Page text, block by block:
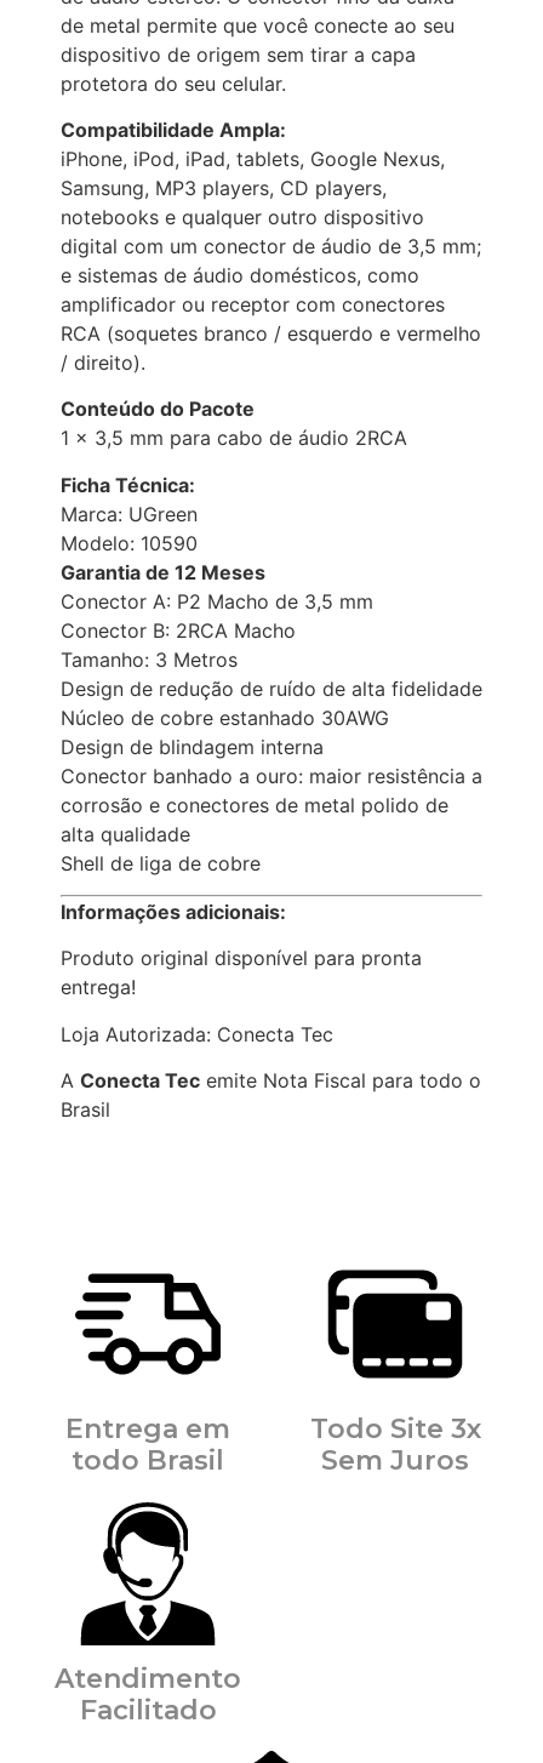
de metal permite que você conecte ao seu
dispositivo de origem sem tirar a capa
protetora do seu celular.
Compatibilidade Ampla:
iPhone, iPod, iPad, tablets, Google Nexus,
Samsung, MP3 players, CD players,
notebooks e qualquer outro dispositivo
digital com um conector de áudio de 3,5 mm;
e sistemas de áudio domésticos, como
amplificador ou receptor com conectores
RCA (soquetes branco / esquerdo e vermelho
/ direito).
Conteúdo do Pacote
1 x 3,5 mm para cabo de áudio 2RCA
Ficha Técnica:
Marca: UGreen
Modelo: 10590
Garantia de 12 Meses
Conector A: P2 Macho de 3,5 mm
Conector B: 2RCA Macho
Tamanho: 3 Metros
Design de redução de ruído de alta fidelidade
Núcleo de cobre estanhado 30AWG
Design de blindagem interna
Conector banhado a ouro: maior resistência a
corrosão e conectores de metal polido de
alta qualidade
Shell de liga de cobre
Informações adicionais:
Produto original disponível para pronta
entrega!
Loja Autorizada: Conecta Tec
A Conecta Tec emite Nota Fiscal para todo o
Brasil
Entrega em
todo Brasil
Todo Site 3x
Sem Juros
Atendimento
Facilitado